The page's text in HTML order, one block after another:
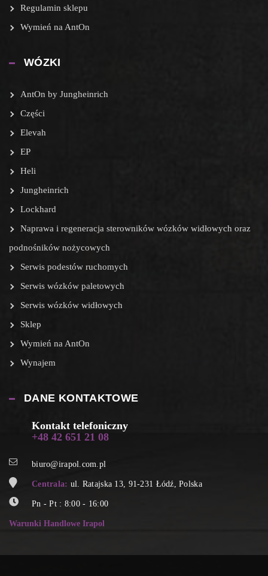
Regulamin sklepu
Wymień na AntOn
WÓZKI
AntOn by Jungheinrich
Części
Elevah
EP
Heli
Jungheinrich
Lockhard
Naprawa i regeneracja sterowników wózków widłowych oraz
podnośników nożycowych
Serwis podestów ruchomych
Serwis wózków paletowych
Serwis wózków widłowych
Sklep
Wymień na AntOn
Wynajem
DANE KONTAKTOWE
Kontakt telefoniczny
+48 42 651 21 08
biuro@irapol.com.pl
Centrala: ul. Ratajska 13, 91-231 Łódź, Polska
Pn - Pt : 8:00 - 16:00
Warunki Handlowe Irapol